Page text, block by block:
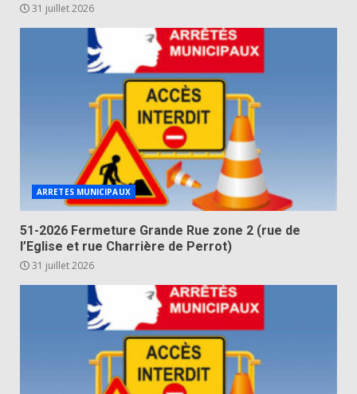
31 juillet 2026
ARRETES MUNICIPAUX
51-2026 Fermeture Grande Rue zone 2 (rue de
l’Eglise et rue Charrière de Perrot)
31 juillet 2026